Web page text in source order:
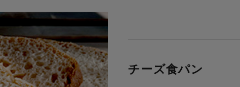
ライパン・鍋
フライパン・鍋
れるフライパン・鍋
すべてのキッチン用品
キッチンナイフ(包丁)
マルチみじん切り器
保存容器
覧
すべてのキッチン用品一覧
キッチンナイフ(包丁)一覧
マルチみじん切り器一覧
保存容器一覧 ハンドブレンダー一覧
直営店限定製品一覧
製品についてのよくあるご質問
ご購入についてのよくあるご質問
ティファール会員に関するよくある
ご質問
ティファールについて
ティファールの歴史
CM・ブランド動画
チーズ食パン